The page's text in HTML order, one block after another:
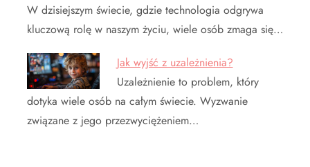
W dzisiejszym świecie, gdzie technologia odgrywa
kluczową rolę w naszym życiu, wiele osób zmaga się…
Jak wyjść z uzależnienia?
Uzależnienie to problem, który
dotyka wiele osób na całym świecie. Wyzwanie
związane z jego przezwyciężeniem…